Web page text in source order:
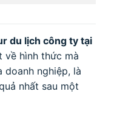
du lịch công ty tại
về hình thức mà
doanh nghiệp, là
nhất sau một